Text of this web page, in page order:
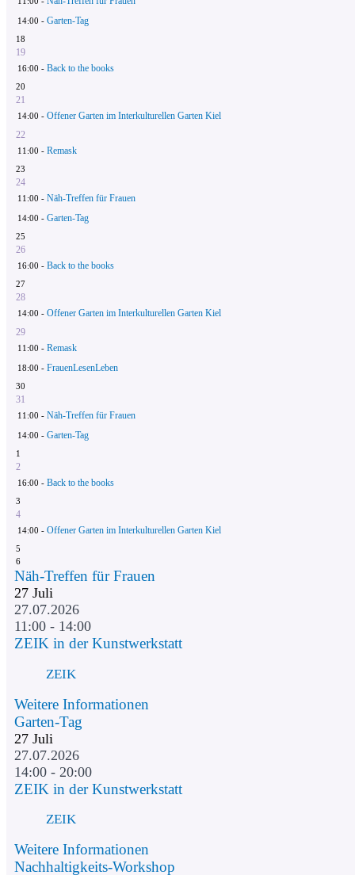
14:00 - Garten-Tag
18
19
16:00 - Back to the books
20
21
14:00 - Offener Garten im Interkulturellen Garten Kiel
22
11:00 - Remask
23
24
11:00 - Näh-Treffen für Frauen
14:00 - Garten-Tag
25
26
16:00 - Back to the books
27
28
14:00 - Offener Garten im Interkulturellen Garten Kiel
29
11:00 - Remask
18:00 - FrauenLesenLeben
30
31
11:00 - Näh-Treffen für Frauen
14:00 - Garten-Tag
1
2
16:00 - Back to the books
3
4
14:00 - Offener Garten im Interkulturellen Garten Kiel
5
6
Näh-Treffen für Frauen
27 Juli
27.07.2026
11:00 - 14:00
ZEIK in der Kunstwerkstatt
ZEIK
Weitere Informationen
Garten-Tag
27 Juli
27.07.2026
14:00 - 20:00
ZEIK in der Kunstwerkstatt
ZEIK
Weitere Informationen
Nachhaltigkeits-Workshop